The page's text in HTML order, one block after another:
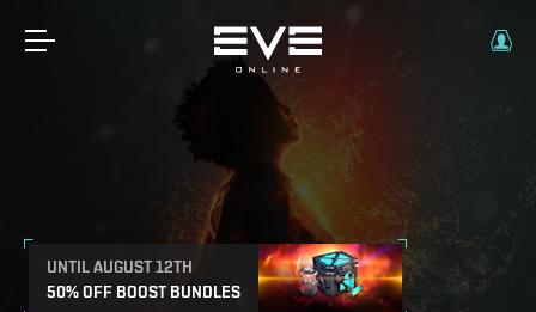
UNTIL AUGUST 12TH
50% OFF BOOST BUNDLES